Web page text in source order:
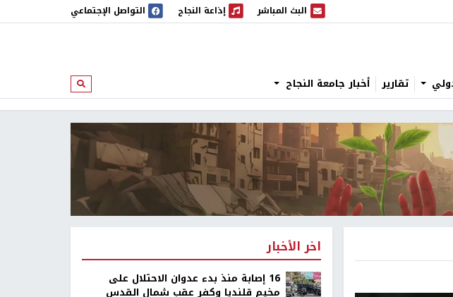
البث المباشر
البث المباشر إذاعة النجاح
إذاعة النجاح التواصل الإجتماعي
تقارير أخبار جامعة النجاح ابحث
اخر الأخبار
16 إصابة منذ بدء عدوان الاحتلال على
مخيم قلنديا وكفر عقب شمال القدس